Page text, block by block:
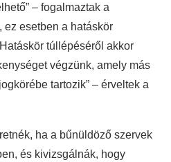
– fogalmaztak a
ez esetben a hatáskör
túllépéséről akkor
végzünk, amely más
tartozik” – érveltek a
ha a bűnüldöző szervek
és kivizsgálnák, hogy